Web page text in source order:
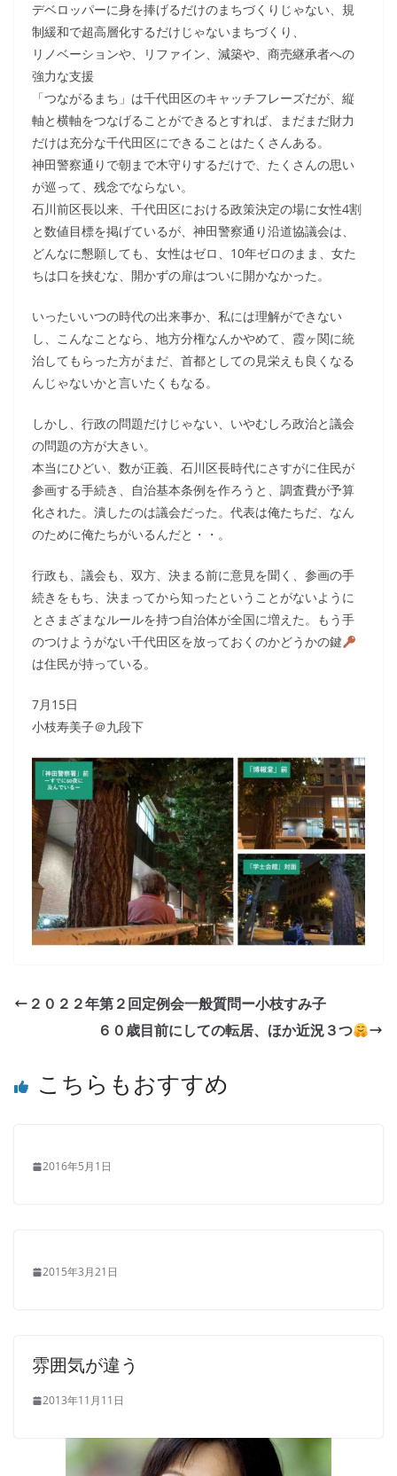
デベロッパーに身を捧げるだけのまちづくりじゃない、規
制緩和で超高層化するだけじゃないまちづくり、
リノベーションや、リファイン、減築や、商売継承者への
強力な支援
「つながるまち」は千代田区のキャッチフレーズだが、縦
軸と横軸をつなげることができるとすれば、まだまだ財力
だけは充分な千代田区にできることはたくさんある。
神田警察通りで朝まで木守りするだけで、たくさんの思い
が巡って、残念でならない。
石川前区長以来、千代田区における政策決定の場に女性4割
と数値目標を掲げているが、神田警察通り沿道協議会は、
どんなに懇願しても、女性はゼロ、10年ゼロのまま、女た
ちは口を挟むな、開かずの扉はついに開かなかった。
いったいいつの時代の出来事か、私には理解ができない
し、こんなことなら、地方分権なんかやめて、霞ヶ関に統
治してもらった方がまだ、首都としての見栄えも良くなる
んじゃないかと言いたくもなる。
しかし、行政の問題だけじゃない、いやむしろ政治と議会
の問題の方が大きい。
本当にひどい、数が正義、石川区長時代にさすがに住民が
参画する手続き、自治基本条例を作ろうと、調査費が予算
化された。潰したのは議会だった。代表は俺たちだ、なん
のために俺たちがいるんだと・・。
行政も、議会も、双方、決まる前に意見を聞く、参画の手
続きをもち、決まってから知ったということがないように
とさまざまなルールを持つ自治体が全国に増えた。もう手
のつけようがない千代田区を放っておくのかどうかの鍵
は住民が持っている。
7月15日
小枝寿美子＠九段下
２０２２年第２回定例会一般質問ー小枝すみ子
６０歳目前にしての転居、ほか近況３つ
こちらもおすすめ
2016年5月1日
2015年3月21日
雰囲気が違う
2013年11月11日